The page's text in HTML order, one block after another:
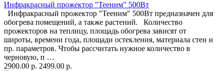
Инфракрасный прожектор "Тееним" 500Вт
Инфракрасный прожектор "Тееним" 500Вт предназначен для
обогрева помещений, а также растений. Количество
прожекторов на теплицу, площадь обогрева зависят от
широты, времени года, площади остекления, материала стен и
пр. параметров. Чтобы рассчитать нужное количество в
черновую, п …
2900.00 р. 2499.00 р.